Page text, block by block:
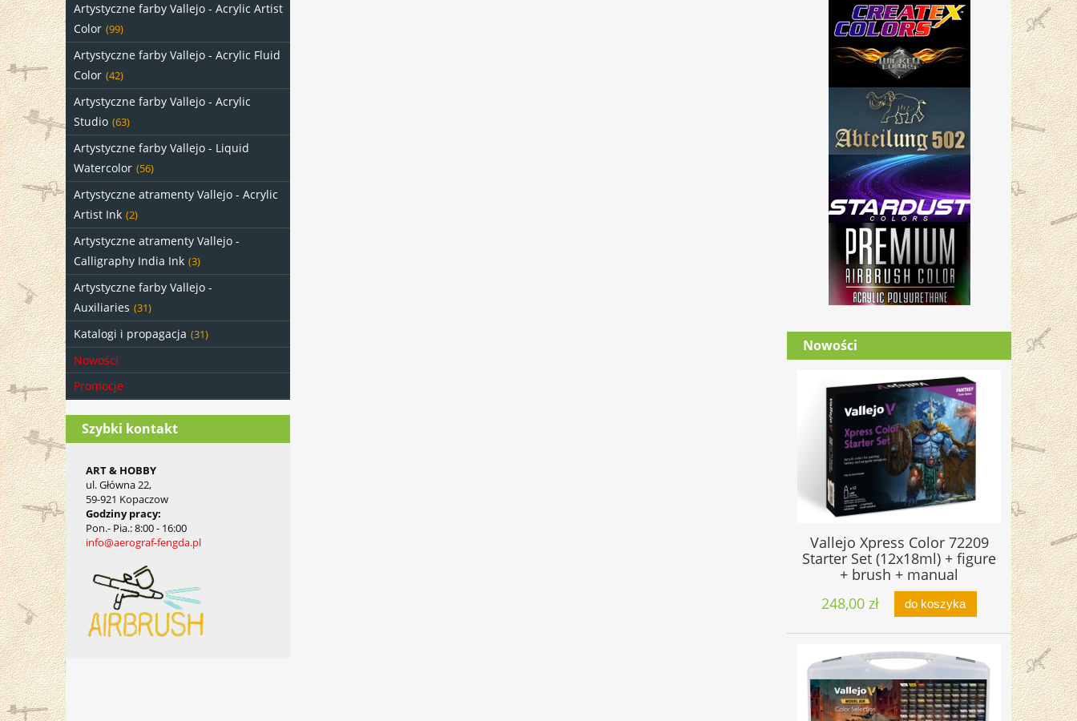
Artystyczne farby Vallejo - Acrylic Artist
Color (99)
Artystyczne farby Vallejo - Acrylic Fluid
Color (42)
Artystyczne farby Vallejo - Acrylic
Studio (63)
Artystyczne farby Vallejo - Liquid
Watercolor (56)
Artystyczne atramenty Vallejo - Acrylic
Artist Ink (2)
Artystyczne atramenty Vallejo -
Calligraphy India Ink (3)
Artystyczne farby Vallejo -
Auxiliaries (31)
Katalogi i propagacja (31)
Nowości
Promocje
Szybki kontakt
ART & HOBBY
ul. Główna 22,
59-921 Kopaczow
Godziny pracy:
Pon.- Pia.: 8:00 - 16:00
info@aerograf-fengda.pl
Nowości
Vallejo Xpress Color 72209
Starter Set (12x18ml) + figure
+ brush + manual
248,00 zł
do koszyka